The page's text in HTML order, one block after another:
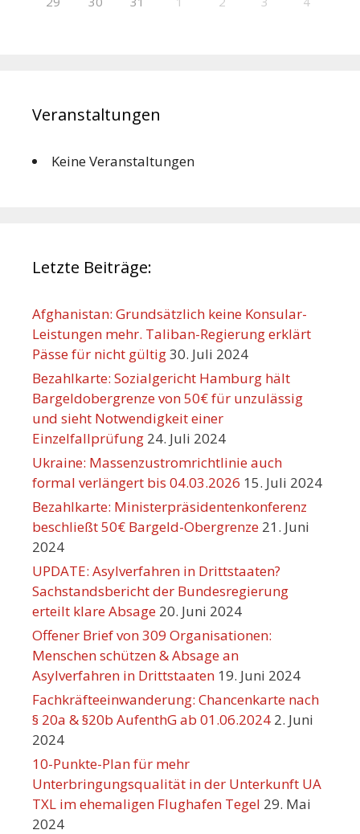
Veranstaltungen
Keine Veranstaltungen
Letzte Beiträge:
Afghanistan: Grundsätzlich keine Konsular-
Leistungen mehr. Taliban-Regierung erklärt
Pässe für nicht gültig30. Juli 2024
Bezahlkarte: Sozialgericht Hamburg hält
Bargeldobergrenze von 50€ für unzulässig
und sieht Notwendigkeit einer
Einzelfallprüfung 24. Juli 2024
Ukraine: Massenzustromrichtlinie auch
formal verlängert bis 04.03.2026 15. Juli 2024
Bezahlkarte: Ministerpräsidentenkonferenz
beschließt 50€ Bargeld-Obergrenze 21. Juni
2024
UPDATE: Asylverfahren in Drittstaaten?
Sachstandsbericht der Bundesregierung
erteilt klare Absage 20. Juni 2024
Offener Brief von 309 Organisationen:
Menschen schützen & Absage an
Asylverfahren in Drittstaaten 19. Juni 2024
Fachkräfteeinwanderung: Chancenkarte nach
§ 20a & §20b AufenthG ab 01.06.2024 2. Juni
2024
10-Punkte-Plan für mehr
Unterbringungsqualität in der Unterkunft UA
TXL im ehemaligen Flughafen Tegel 29. Mai
2024